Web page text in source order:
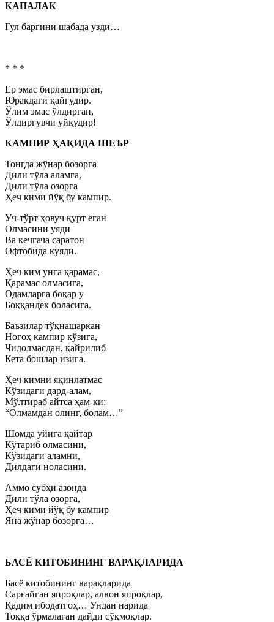
КАПАЛАК
Гул баргини шабада узди…
* * *
Ер эмас бирлаштирган,
Юракдаги қайғудир.
Ўлим эмас ўлдирган,
Ўлдиргувчи уйқудир!
КАМПИР ҲАҚИДА ШЕЪР
Тонгда жўнар бозорга
Дили тўла аламга,
Дили тўла озорга
Ҳеч кими йўқ бу кампир.
Уч-тўрт ҳовуч қурт еган
Олмасини уяди
Ва кечгача саратон
Офтобида куяди.
Ҳеч ким унга қарамас,
Қарамас олмасига,
Одамларга боқар у
Боққандек боласига.
Баъзилар тўқнашаркан
Ногоҳ кампир кўзига,
Чидолмасдан, қайрилиб
Кета бошлар изига.
Ҳеч кимни яқинлатмас
Кўзидаги дард-алам,
Мўлтираб айтса ҳам-ки:
“Олмамдан олинг, болам…”
Шомда уйига қайтар
Кўтариб олмасини,
Кўзидаги аламни,
Дилдаги ноласини.
Аммо субҳи азонда
Дили тўла озорга,
Ҳеч кими йўқ бу кампир
Яна жўнар бозорга…
БАСЁ КИТОБИНИНГ ВАРАҚЛАРИДА
Басё китобининг варақларида
Сарғайган япроқлар, алвон япроқлар,
Қадим ибодатгоҳ… Ундан нарида
Тоққа ўрмалаган дайди сўқмоқлар.